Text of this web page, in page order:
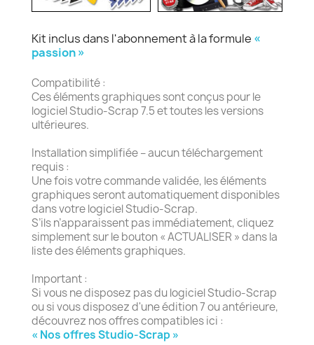
Kit inclus dans l'abonnement à la formule «
passion »
Compatibilité :
Ces éléments graphiques sont conçus pour le
logiciel Studio-Scrap 7.5 et toutes les versions
ultérieures.
Installation simplifiée – aucun téléchargement
requis :
Une fois votre commande validée, les éléments
graphiques seront automatiquement disponibles
dans votre logiciel Studio-Scrap.
S’ils n’apparaissent pas immédiatement, cliquez
simplement sur le bouton « ACTUALISER » dans la
liste des éléments graphiques.
Important :
Si vous ne disposez pas du logiciel Studio-Scrap
ou si vous disposez d'une édition 7 ou antérieure,
découvrez nos offres compatibles ici :
« Nos offres Studio-Scrap »